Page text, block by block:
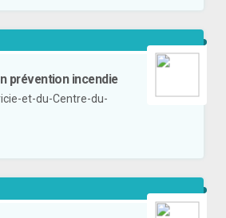
prévention incendie
et-du-Centre-du-